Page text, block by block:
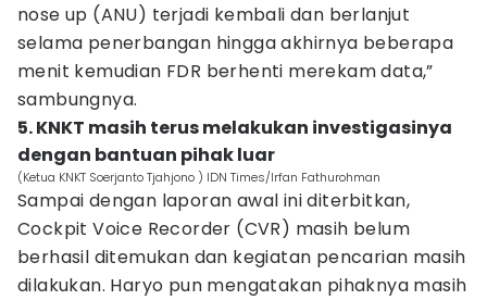
nose up (ANU) terjadi kembali dan berlanjut
selama penerbangan hingga akhirnya beberapa
menit kemudian FDR berhenti merekam data,”
sambungnya.
5. KNKT masih terus melakukan investigasinya
dengan bantuan pihak luar
(Ketua KNKT Soerjanto Tjahjono ) IDN Times/Irfan Fathurohman
Sampai dengan laporan awal ini diterbitkan,
Cockpit Voice Recorder (CVR) masih belum
berhasil ditemukan dan kegiatan pencarian masih
dilakukan. Haryo pun mengatakan pihaknya masih